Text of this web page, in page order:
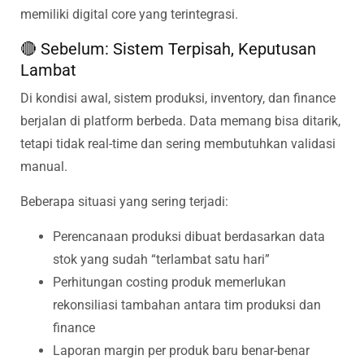
memiliki digital core yang terintegrasi.
🔴 Sebelum: Sistem Terpisah, Keputusan
Lambat
Di kondisi awal, sistem produksi, inventory, dan finance
berjalan di platform berbeda. Data memang bisa ditarik,
tetapi tidak real-time dan sering membutuhkan validasi
manual.
Beberapa situasi yang sering terjadi:
Perencanaan produksi dibuat berdasarkan data
stok yang sudah “terlambat satu hari”
Perhitungan costing produk memerlukan
rekonsiliasi tambahan antara tim produksi dan
finance
Laporan margin per produk baru benar-benar